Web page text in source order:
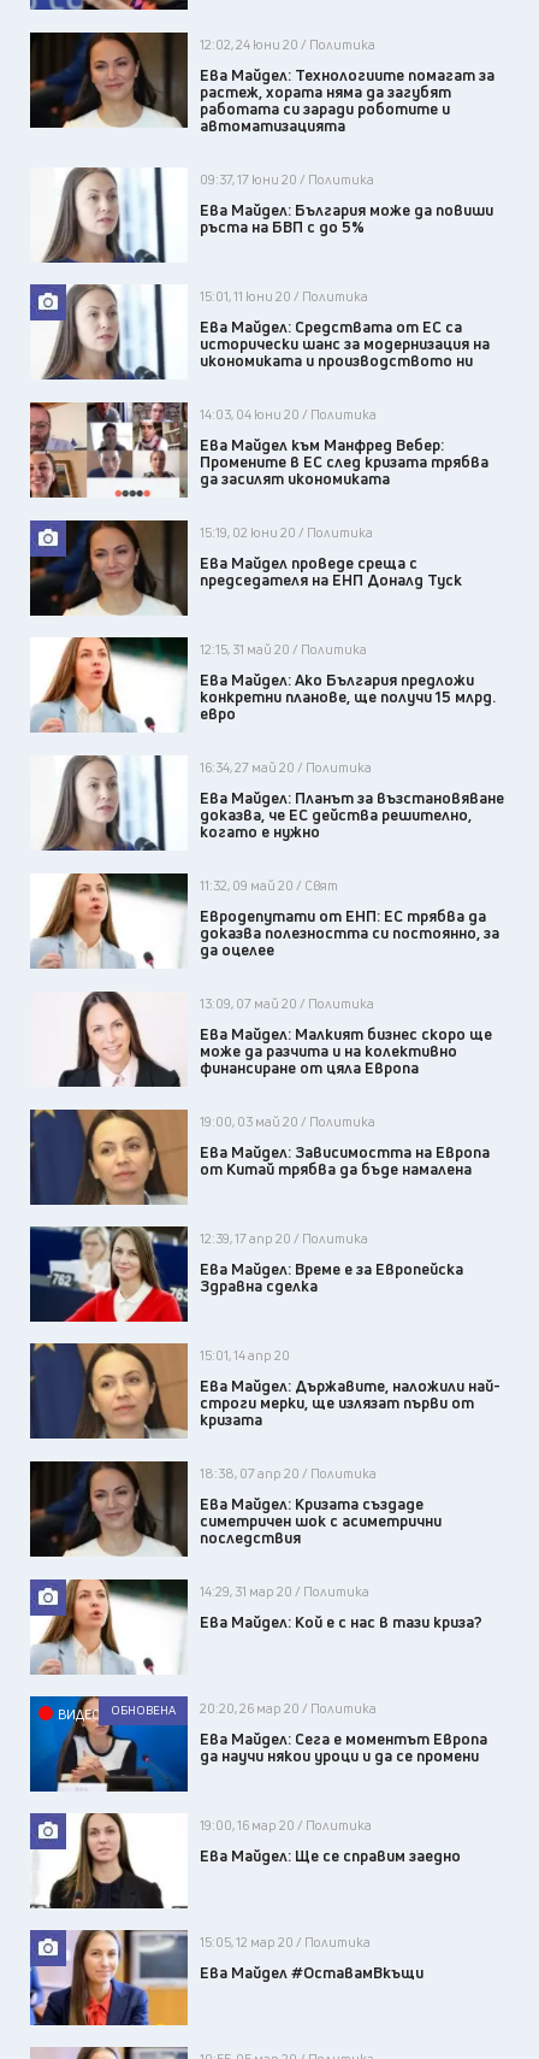
12:02, 24 юни 20 / Политика
Ева Майдел: Технологиите помагат за
растеж, хората няма да загубят
работата си заради роботите и
автоматизацията
09:37, 17 юни 20 / Политика
Ева Майдел: България може да повиши
ръста на БВП с до 5%
15:01, 11 юни 20 / Политика
Ева Майдел: Средствата от ЕС са
исторически шанс за модернизация на
икономиката и производството ни
14:03, 04 юни 20 / Политика
Ева Майдел към Манфред Вебер:
Промените в ЕС след кризата трябва
да засилят икономиката
15:19, 02 юни 20 / Политика
Ева Майдел проведе среща с
председателя на ЕНП Доналд Туск
12:15, 31 май 20 / Политика
Ева Майдел: Ако България предложи
конкретни планове, ще получи 15 млрд.
евро
16:34, 27 май 20 / Политика
Ева Майдел: Планът за възстановяване
доказва, че ЕС действа решително,
когато е нужно
11:32, 09 май 20 / Свят
Евродепутати от ЕНП: ЕС трябва да
доказва полезността си постоянно, за
да оцелее
13:09, 07 май 20 / Политика
Ева Майдел: Малкият бизнес скоро ще
може да разчита и на колективно
финансиране от цяла Европа
19:00, 03 май 20 / Политика
Ева Майдел: Зависимостта на Европа
от Китай трябва да бъде намалена
12:39, 17 апр 20 / Политика
Ева Майдел: Време е за Европейска
Здравна сделка
15:01, 14 апр 20
Ева Майдел: Държавите, наложили най-
строги мерки, ще излязат първи от
кризата
18:38, 07 апр 20 / Политика
Ева Майдел: Кризата създаде
симетричен шок с асиметрични
последствия
14:29, 31 мар 20 / Политика
Ева Майдел: Кой е с нас в тази криза?
ВИДЕО ОБНОВЕНА 20:20, 26 мар 20 / Политика
Ева Майдел: Сега е моментът Европа
да научи някои уроци и да се промени
19:00, 16 мар 20 / Политика
Ева Майдел: Ще се справим заедно
15:05, 12 мар 20 / Политика
Ева Майдел #ОставамВкъщи